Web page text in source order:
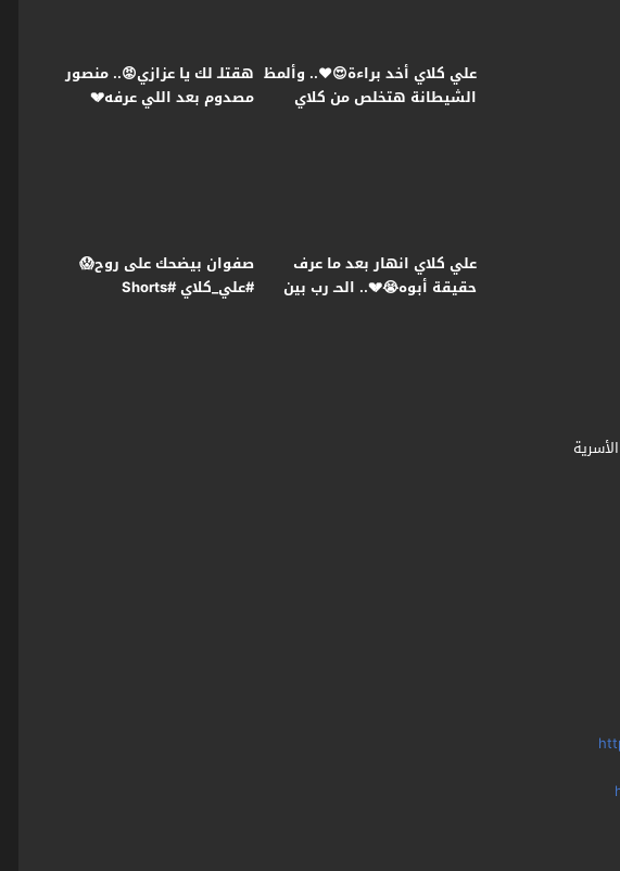
علي كلاي أخد براءة😍❤️.. وألمظ
الشيطانة هتخلص من كلاي
هقتلـ لك يا عزازي😡.. منصور
مصدوم بعد اللي عرفه💔
علي كلاي انهار بعد ما عرف
حقيقة أبوه😭💔.. الحـ رب بين
صفوان بيضحك على روح😱
#علي_كلاي #Shorts